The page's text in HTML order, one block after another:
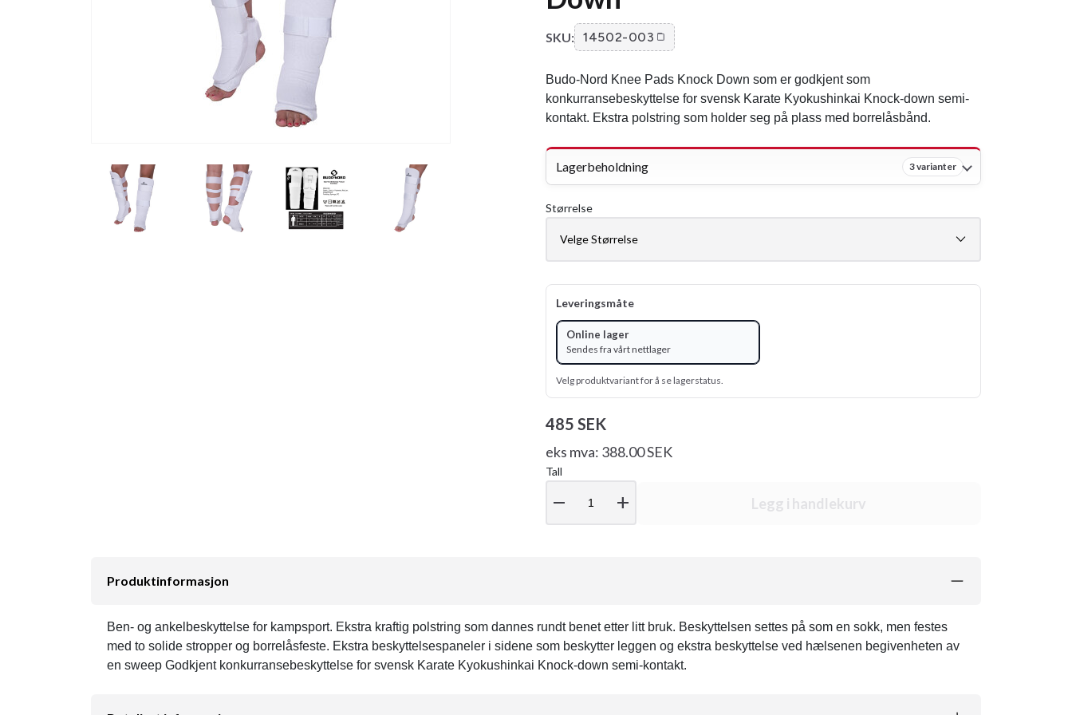
SKU: 14502-003
Budo-Nord Knee Pads Knock Down som er godkjent som
konkurransebeskyttelse for svensk Karate Kyokushinkai Knock-down semi-
kontakt. Ekstra polstring som holder seg på plass med borrelåsbånd.
Lagerbeholdning 3 varianter
Størrelse
Leveringsmåte
Online lager
Sendes fra vårt nettlager
Velg produktvariant for å se lagerstatus.
485 SEK
eks mva: 388.00 SEK
Tall
remove add Legg i handlekurv
Produktinformasjon
Ben- og ankelbeskyttelse for kampsport. Ekstra kraftig polstring som dannes rundt benet etter litt bruk. Beskyttelsen settes på som en sokk, men festes
med to solide stropper og borrelåsfeste. Ekstra beskyttelsespaneler i sidene som beskytter leggen og ekstra beskyttelse ved hælsenen begivenheten av
en sweep Godkjent konkurransebeskyttelse for svensk Karate Kyokushinkai Knock-down semi-kontakt.